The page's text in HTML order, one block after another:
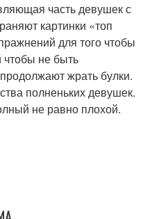
часть девушек с
картинки «топ
для того чтобы
чтобы не быть
жрать булки.
полненьких девушек.
не равно плохой.